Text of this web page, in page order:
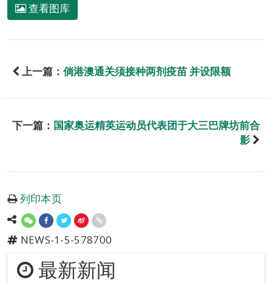
查看图库
上一篇： 倘港澳通关须接种两剂疫苗 并设限额
下一篇： 国家奥运精英运动员代表团于大三巴牌坊前合
影
列印本页
NEWS-1-5-578700
最新新闻